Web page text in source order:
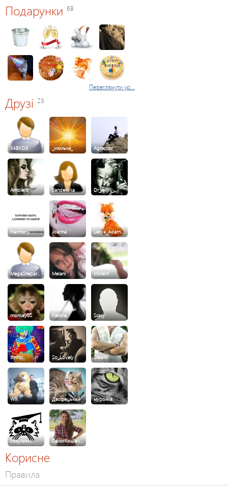
Подарунки 68
Переглянути усі...
Друзі 23
3ABXO3 _июлька_ Agressor
Ambient Banderivka Dr_Jekyll_…
Harmony Joanna Lesya_Adam…
MegaShepar… Melani MisterX
monkey55 Neitina Scary
smirol So_Lovely Stealth
Wik Дворецький муро4ка
Розумник СексиКошеч…
Корисне
Правила